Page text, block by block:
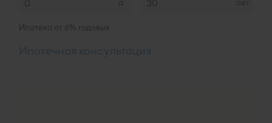
Ипотека от 6% годовых
Ипотечная консультация